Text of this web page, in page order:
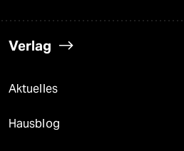
Verlag
Aktuelles
Hausblog